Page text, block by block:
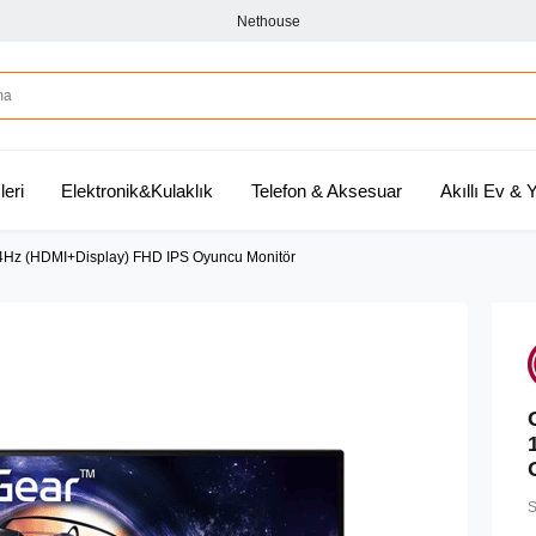
Nethouse
Elektronik&Kulaklık Telefon & Aksesuar Akıllı Ev &
(HDMI+Display) FHD IPS Oyuncu Monitör